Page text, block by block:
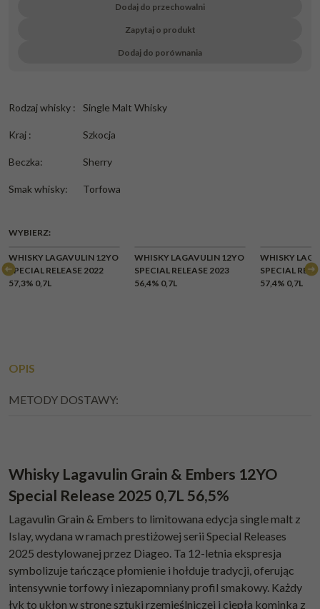
Dodaj do przechowalni
Zapytaj o produkt
Dodaj do porównania
Rodzaj whisky : Single Malt Whisky
Kraj : Szkocja
Beczka: Sherry
Smak whisky: Torfowa
WYBIERZ:
BRAK
WHISKY LAGAVULIN 12YO
SPECIAL RELEASE 2022
57,3% 0,7L
WHISKY LAGAVULIN 12YO
SPECIAL RELEASE 2023
56,4% 0,7L
WHISKY
SPECIAL
57,4% 0,7L
OPIS
METODY DOSTAWY:
Whisky Lagavulin Grain & Embers 12YO
Special Release 2025 0,7L 56,5%
Lagavulin Grain & Embers to limitowana edycja single malt z
Islay, wydana w ramach prestiżowej serii Special Releases
2025 destylowanej przez Diageo. Ta 12-letnia ekspresja
symbolizuje tańczące płomienie i hołduje tradycji, oferując
intensywnie torfowy i niezapomniany profil smakowy. Każdy
łyk to ukłon w stronę sztuki rzemieślniczej i ciepła kominka z